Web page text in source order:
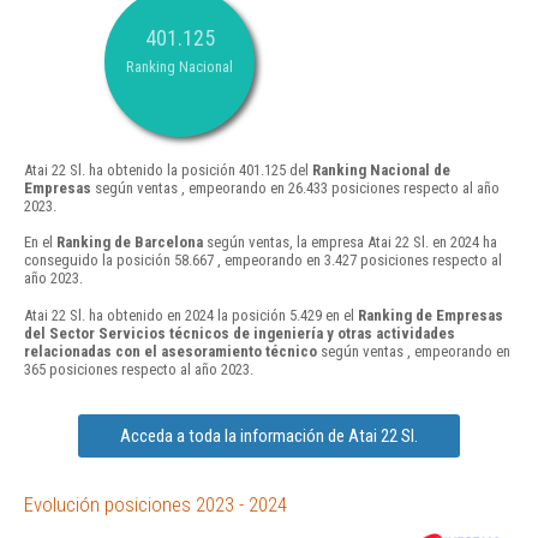
401.125
Ranking Nacional
Atai 22 Sl. ha obtenido la posición 401.125 del Ranking Nacional de
Empresas según ventas , empeorando en 26.433 posiciones respecto al año
2023.
En el Ranking de Barcelona según ventas, la empresa Atai 22 Sl. en 2024 ha
conseguido la posición 58.667 , empeorando en 3.427 posiciones respecto al
año 2023.
Atai 22 Sl. ha obtenido en 2024 la posición 5.429 en el Ranking de Empresas
del Sector Servicios técnicos de ingeniería y otras actividades
relacionadas con el asesoramiento técnico según ventas , empeorando en
365 posiciones respecto al año 2023.
Acceda a toda la información de Atai 22 Sl.
Evolución posiciones 2023 - 2024